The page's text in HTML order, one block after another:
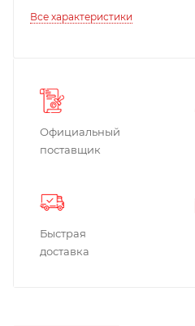
Все характеристики
Официальный
поставщик
Быстрая
доставка